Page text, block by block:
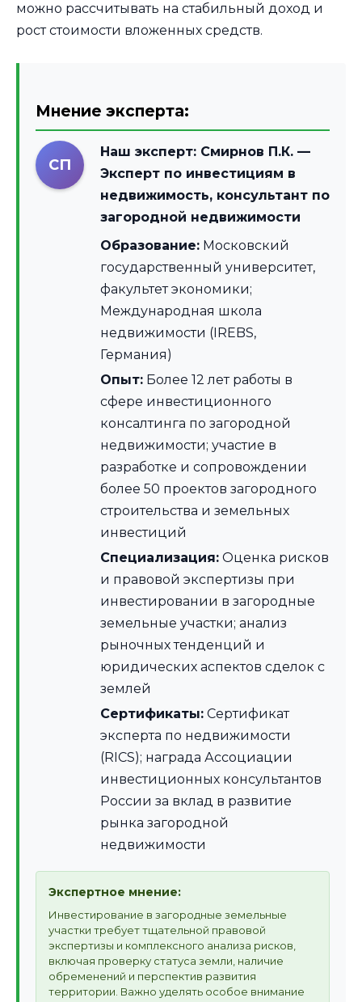
можно рассчитывать на стабильный доход и
рост стоимости вложенных средств.
Мнение эксперта:
СП
Наш эксперт: Смирнов П.К. —
Эксперт по инвестициям в
недвижимость, консультант по
загородной недвижимости
Образование: Московский
государственный университет,
факультет экономики;
Международная школа
недвижимости (IREBS,
Германия)
Опыт: Более 12 лет работы в
сфере инвестиционного
консалтинга по загородной
недвижимости; участие в
разработке и сопровождении
более 50 проектов загородного
строительства и земельных
инвестиций
Специализация: Оценка рисков
и правовой экспертизы при
инвестировании в загородные
земельные участки; анализ
рыночных тенденций и
юридических аспектов сделок с
землей
Сертификаты: Сертификат
эксперта по недвижимости
(RICS); награда Ассоциации
инвестиционных консультантов
России за вклад в развитие
рынка загородной
недвижимости
Экспертное мнение:
Инвестирование в загородные земельные
участки требует тщательной правовой
экспертизы и комплексного анализа рисков,
включая проверку статуса земли, наличие
обременений и перспектив развития
территории. Важно уделять особое внимание